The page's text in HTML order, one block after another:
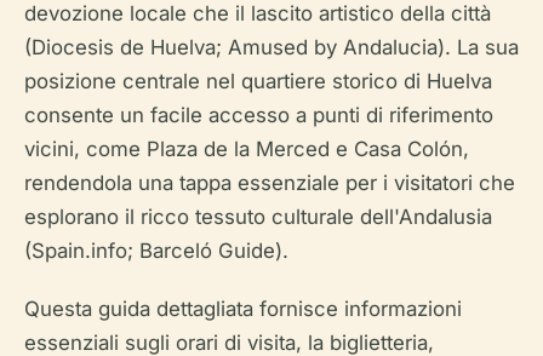
devozione locale che il lascito artistico della città
(Diocesis de Huelva; Amused by Andalucia). La sua
posizione centrale nel quartiere storico di Huelva
consente un facile accesso a punti di riferimento
vicini, come Plaza de la Merced e Casa Colón,
rendendola una tappa essenziale per i visitatori che
esplorano il ricco tessuto culturale dell'Andalusia
(Spain.info; Barceló Guide).
Questa guida dettagliata fornisce informazioni
essenziali sugli orari di visita, la biglietteria,